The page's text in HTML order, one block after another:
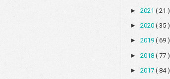
►2021( 21 )
►2020( 35 )
►2019( 69 )
►2018( 77 )
►2017( 84 )